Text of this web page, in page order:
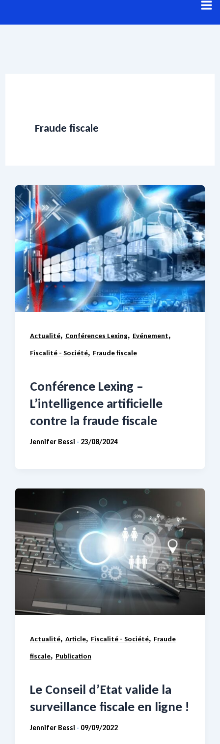
au
Fraude fiscale
Actualité, Conférences Lexing, Evénement,
Fiscalité - Société, Fraude fiscale
Conférence Lexing –
L’intelligence artificielle
contre la fraude fiscale
Jennifer Bessi - 23/08/2024
Actualité, Article, Fiscalité - Société, Fraude
fiscale, Publication
Le Conseil d’Etat valide la
surveillance fiscale en ligne !
Jennifer Bessi - 09/09/2022